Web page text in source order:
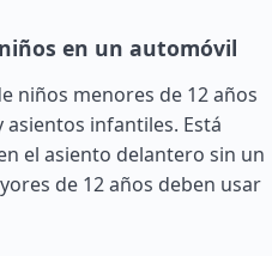
en un automóvil
niños menores de 12 años
infantiles. Está
el asiento delantero sin un
de 12 años deben usar